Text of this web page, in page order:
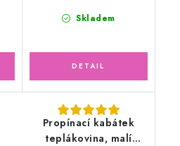
Skladem
Propínací kabátek
teplákovina, malí